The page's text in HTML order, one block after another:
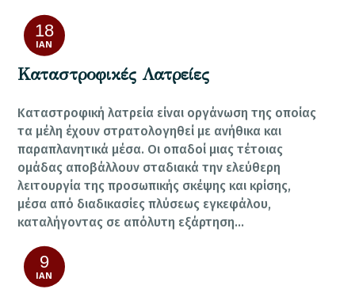
18
ΙΑΝ
Καταστροφικές Λατρείες
Καταστροφική λατρεία είναι οργάνωση της οποίας
τα μέλη έχουν στρατολογηθεί με ανήθικα και
παραπλανητικά μέσα. Οι οπαδοί μιας τέτοιας
ομάδας αποβάλλουν σταδιακά την ελεύθερη
λειτουργία της προσωπικής σκέψης και κρίσης,
μέσα από διαδικασίες πλύσεως εγκεφάλου,
καταλήγοντας σε απόλυτη εξάρτηση…
9
ΙΑΝ